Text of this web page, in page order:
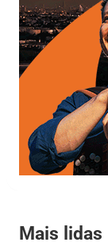
Mais lidas